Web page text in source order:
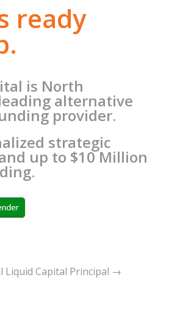
ready
is North
alternative
provider.
strategic
up to $10 Million
Liquid Capital Principal →